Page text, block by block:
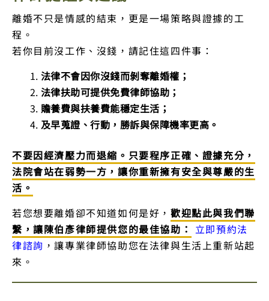
離婚不只是情感的結束，更是一場策略與證據的工
程。
若你目前沒工作、沒錢，請記住這四件事：
法律不會因你沒錢而剝奪離婚權；
法律扶助可提供免費律師協助；
贍養費與扶養費能穩定生活；
及早蒐證、行動，勝訴與保障機率更高。
不要因經濟壓力而退縮。只要程序正確、證據充分，
法院會站在弱勢一方，讓你重新擁有安全與尊嚴的生
活。
若您想要離婚卻不知道如何是好，歡迎點此與我們聯
繫，讓陳伯彥律師提供您的最佳協助： 立即預約法
律諮詢 ，讓專業律師協助您在法律與生活上重新站起
來。